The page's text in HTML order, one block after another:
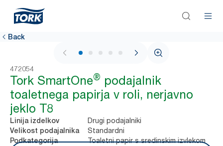
Back
1 / 5
472054
Tork SmartOne® podajalnik
toaletnega papirja v roli, nerjavno
jeklo T8
Linija izdelkov Drugi podajalniki
Velikost podajalnika Standardni
Podkategorija
Toaletni papir s sredinskim izvlekom